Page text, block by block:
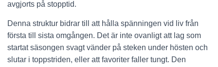
avgjorts på stopptid.
Denna struktur bidrar till att hålla spänningen vid liv från
första till sista omgången. Det är inte ovanligt att lag som
startat säsongen svagt vänder på steken under hösten och
slutar i toppstriden, eller att favoriter faller tungt. Den